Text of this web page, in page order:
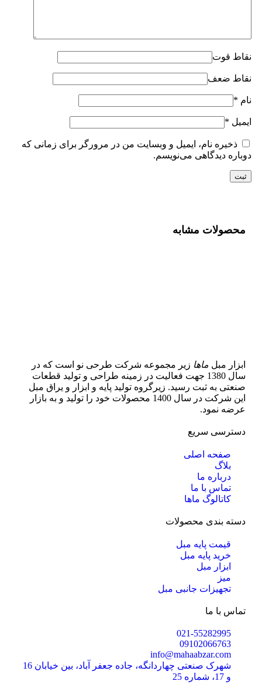
نقاط قوت
نقاط ضعف
نام *
ایمیل *
ذخیره نام، ایمیل و وبسایت من در مرورگر برای زمانی که
دوباره دیدگاهی می‌نویسم.
محصولات مشابه
ابزار مبل ماها زیر مجموعه شرکت طرحی نو است که در
سال 1380 جهت فعالیت در زمینه طراحی و تولید قطعات
صنعتی به ثبت رسید. زیرگروه تولید پایه و ابزار و یراق مبل
این شرکت در سال 1400 محصولات خود را تولید و به بازار
عرضه نمود.
دسترسی سریع
صفحه اصلی
بلاگ
درباره ما
تماس با ما
کاتالوگ ماها
دسته بندی محصولات
قیمت پایه مبل
خرید پایه مبل
ابزار مبل
میز
تجهیزات جانبی مبل
تماس با ما
021-55282995
09102066763
info@mahaabzar.com
شهرک صنعتی چهاردانگه، جاده جعفر آباد، بین خیابان 16
و 17، شماره 25